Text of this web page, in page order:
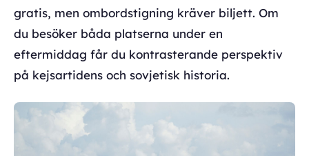
gratis, men ombordstigning kräver biljett. Om
du besöker båda platserna under en
eftermiddag får du kontrasterande perspektiv
på kejsartidens och sovjetisk historia.